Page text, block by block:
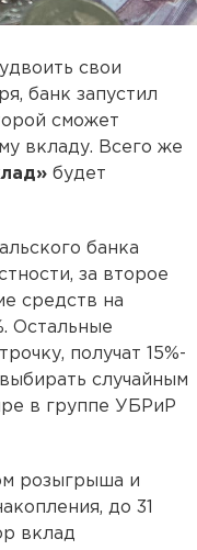
свои
банк запустил
сможет
вкладу. Всего же
будет
банка
за второе
средств на
Остальные
получат 15%-
случайным
в группе УБРиР
розыгрыша и
до 31
вклад